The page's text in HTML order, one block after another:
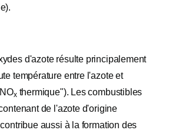
d'azote résulte principalement
température entre l'azote et
xthermique"). Les combustibles
de l'azote d'origine
aussi à la formation des